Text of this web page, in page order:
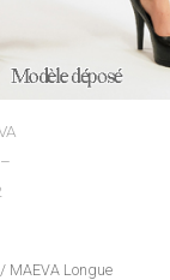
/ MAEVA Longue